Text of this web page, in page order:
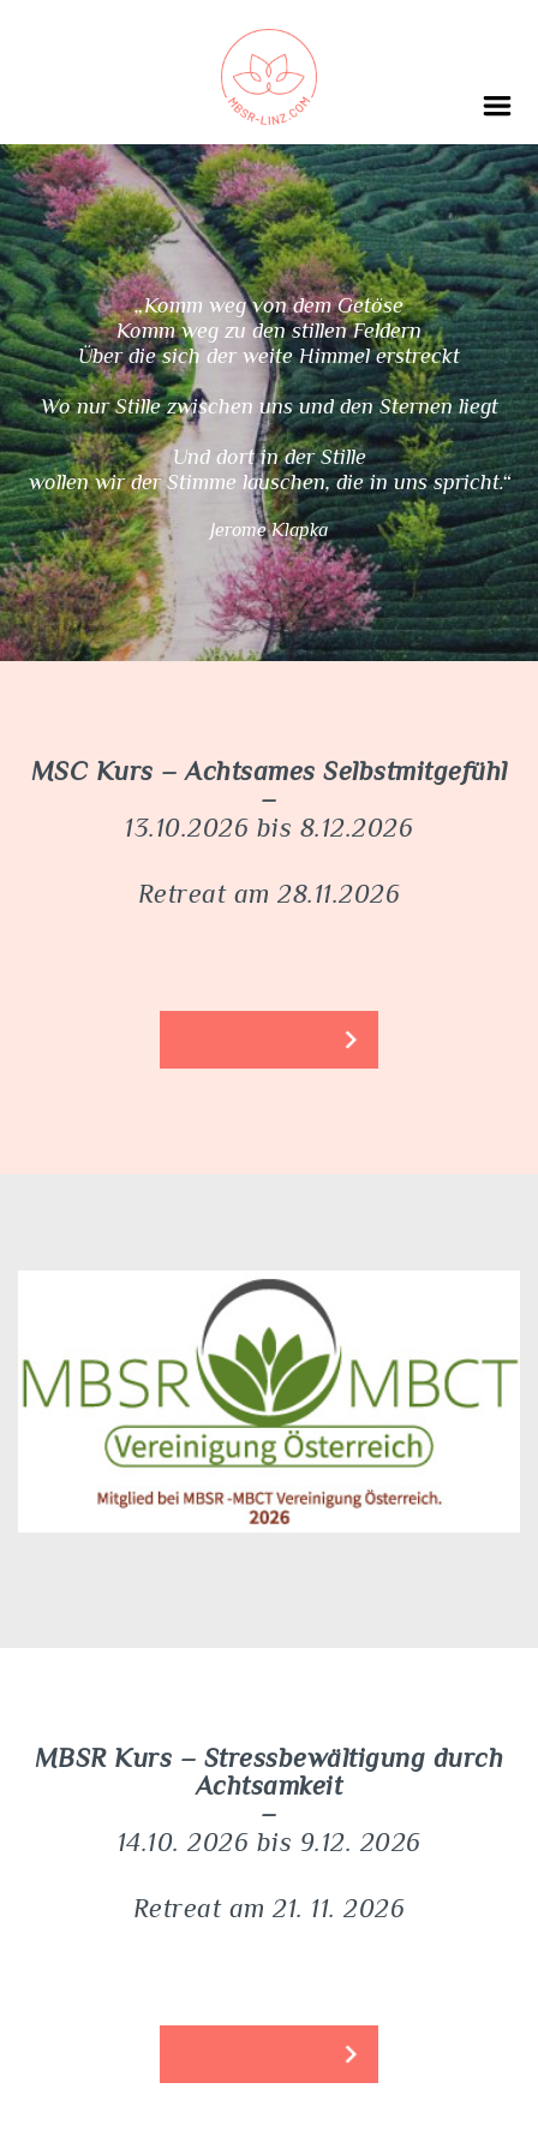
„Komm weg von dem Getöse
Komm weg zu den stillen Feldern
Über die sich der weite Himmel erstreckt
Wo nur Stille zwischen uns und den Sternen liegt
Und dort in der Stille
wollen wir der Stimme lauschen, die in uns spricht.“
Jerome Klapka
MSC Kurs – Achtsames Selbstmitgefühl
13.10.2026 bis 8.12.2026
Retreat am 28.11.2026
MBSR Kurs – Stressbewältigung durch
Achtsamkeit
14.10. 2026 bis 9.12. 2026
Retreat am 21. 11. 2026